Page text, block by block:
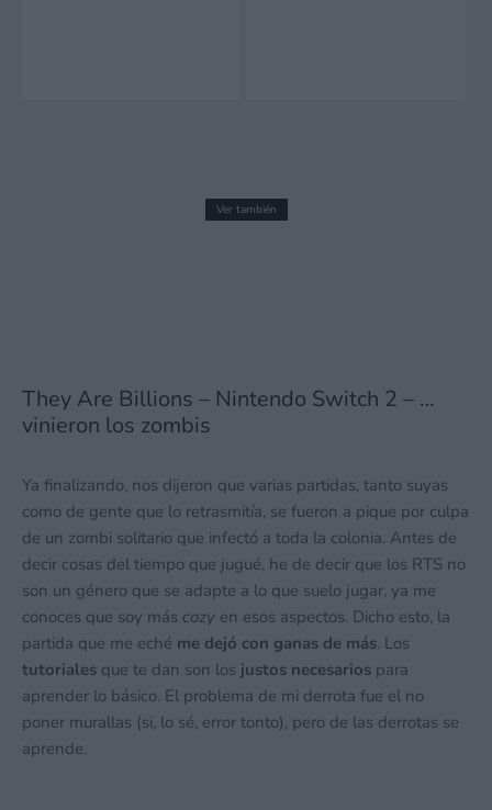
Ver también
They Are Billions – Nintendo Switch 2 – …
vinieron los zombis
Ya finalizando, nos dijeron que varias partidas, tanto suyas
como de gente que lo retrasmitía, se fueron a pique por culpa
de un zombi solitario que infectó a toda la colonia. Antes de
decir cosas del tiempo que jugué, he de decir que los RTS no
son un género que se adapte a lo que suelo jugar, ya me
conoces que soy más cozy en esos aspectos. Dicho esto, la
partida que me eché me dejó con ganas de más. Los
tutoriales que te dan son los justos necesarios para
aprender lo básico. El problema de mi derrota fue el no
poner murallas (si, lo sé, error tonto), pero de las derrotas se
aprende.